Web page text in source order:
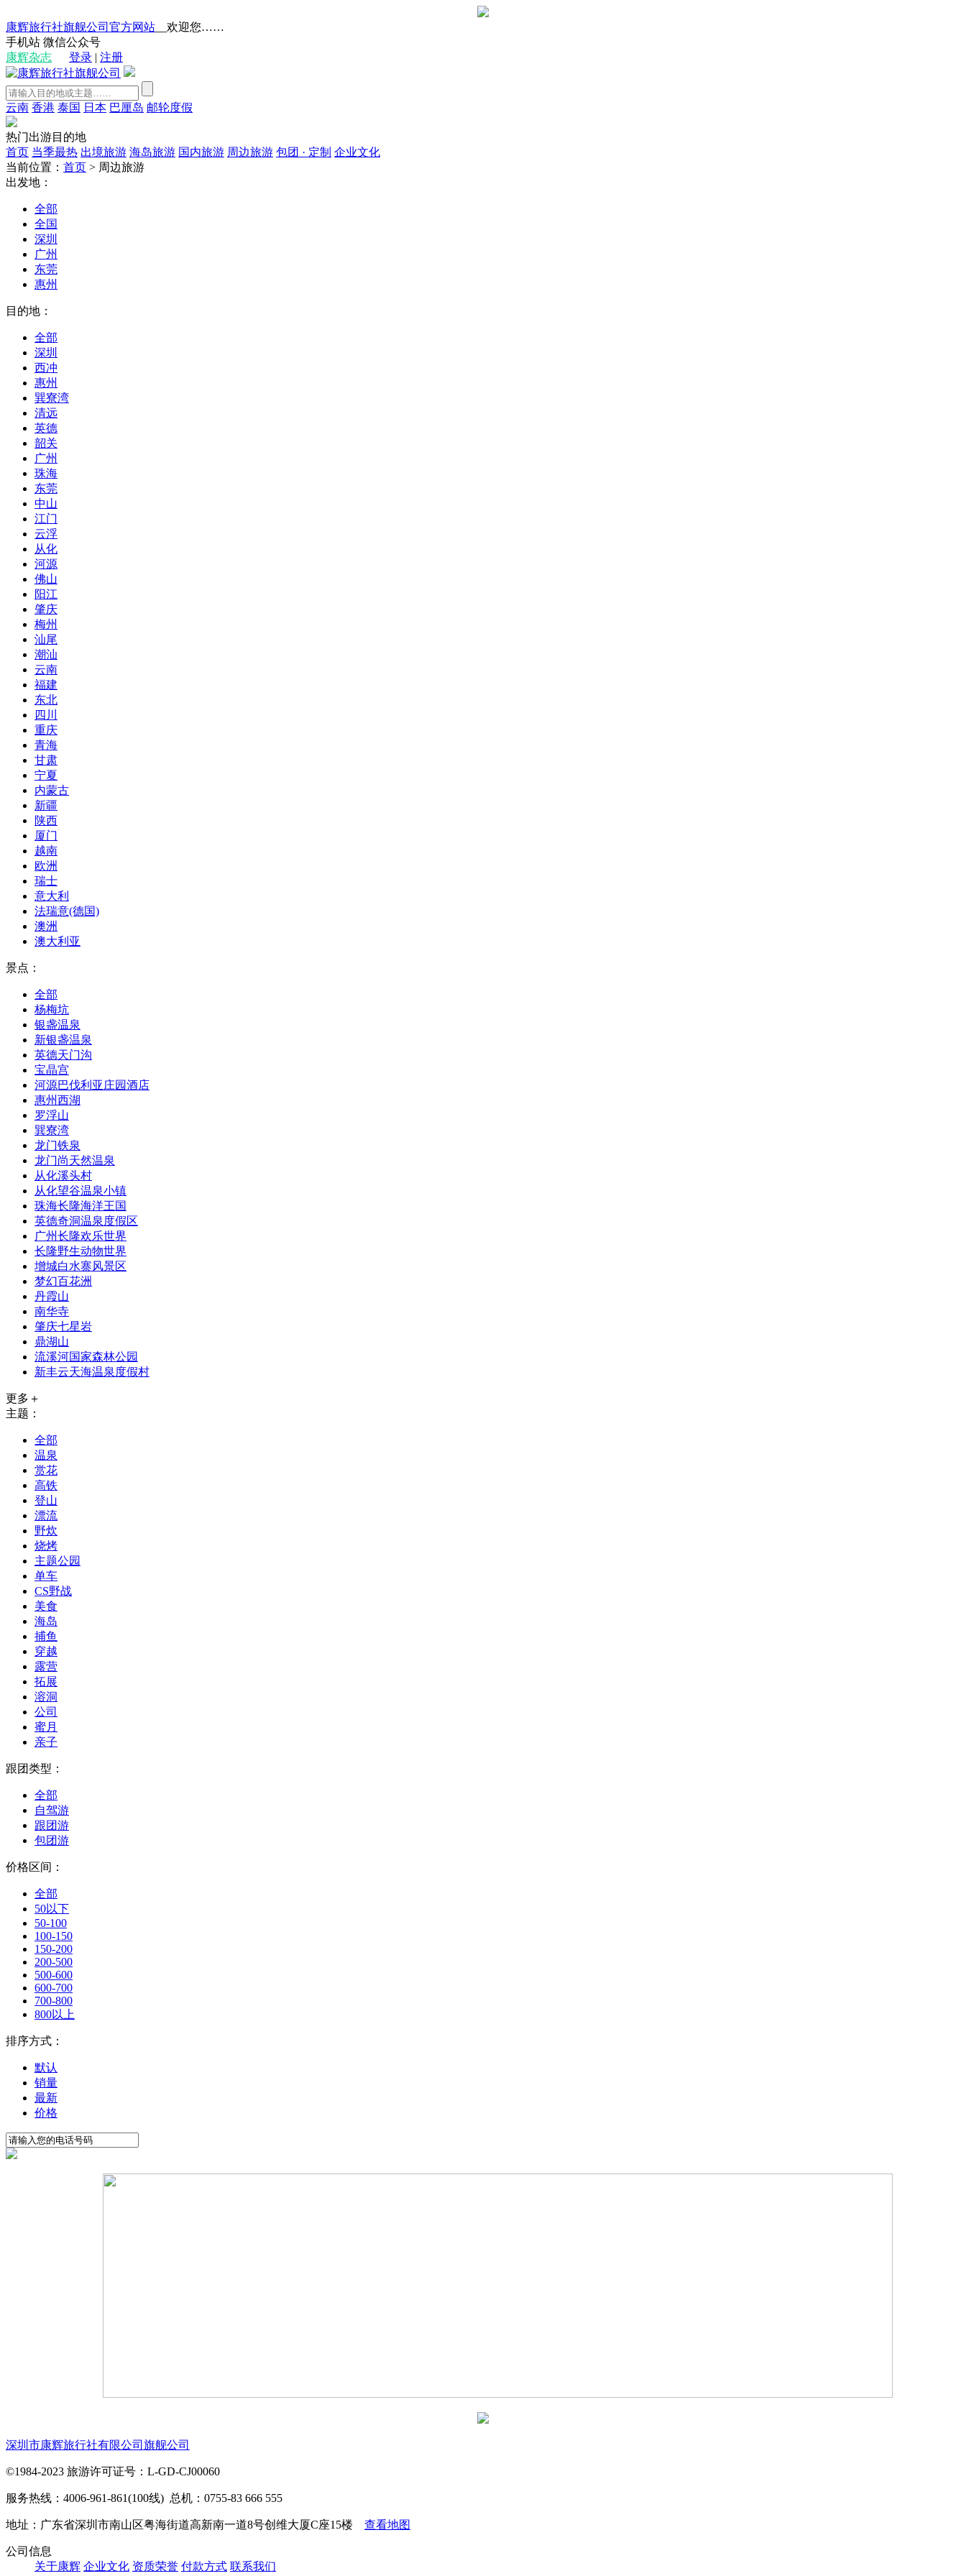
康辉旅行社旗舰公司官方网站 __欢迎您……
手机站 微信公众号
康辉杂志
登录 | 注册
云南 香港 泰国 日本 巴厘岛 邮轮度假
热门出游目的地
首页 当季最热 出境旅游 海岛旅游 国内旅游 周边旅游 包团 · 定制 企业文化
当前位置： 首页 > 周边旅游
出发地：
全部
全国
深圳
广州
东莞
惠州
目的地：
全部
深圳
西冲
惠州
巽寮湾
清远
英德
韶关
广州
珠海
东莞
中山
江门
云浮
从化
河源
佛山
阳江
肇庆
梅州
汕尾
潮汕
云南
福建
东北
四川
重庆
青海
甘肃
宁夏
内蒙古
新疆
陕西
厦门
越南
欧洲
瑞士
意大利
法瑞意(德国)
澳洲
澳大利亚
景点：
全部
杨梅坑
银盏温泉
新银盏温泉
英德天门沟
宝晶宫
河源巴伐利亚庄园酒店
惠州西湖
罗浮山
巽寮湾
龙门铁泉
龙门尚天然温泉
从化溪头村
从化望谷温泉小镇
珠海长隆海洋王国
英德奇洞温泉度假区
广州长隆欢乐世界
长隆野生动物世界
增城白水寨风景区
梦幻百花洲
丹霞山
南华寺
肇庆七星岩
鼎湖山
流溪河国家森林公园
新丰云天海温泉度假村
更多＋
主题：
全部
温泉
赏花
高铁
登山
漂流
野炊
烧烤
主题公园
单车
CS野战
美食
海岛
捕鱼
穿越
露营
拓展
溶洞
公司
蜜月
亲子
跟团类型：
全部
自驾游
跟团游
包团游
价格区间：
全部
50以下
50-100
100-150
150-200
200-500
500-600
600-700
700-800
800以上
排序方式：
默认
销量
最新
价格
深圳市康辉旅行社有限公司旗舰公司
©1984-2023 旅游许可证号：L-GD-CJ00060
服务热线：4006-961-861(100线) 总机：0755-83 666 555
地址：广东省深圳市南山区粤海街道高新南一道8号创维大厦C座15楼 查看地图
公司信息
关于康辉 企业文化 资质荣誉 付款方式 联系我们